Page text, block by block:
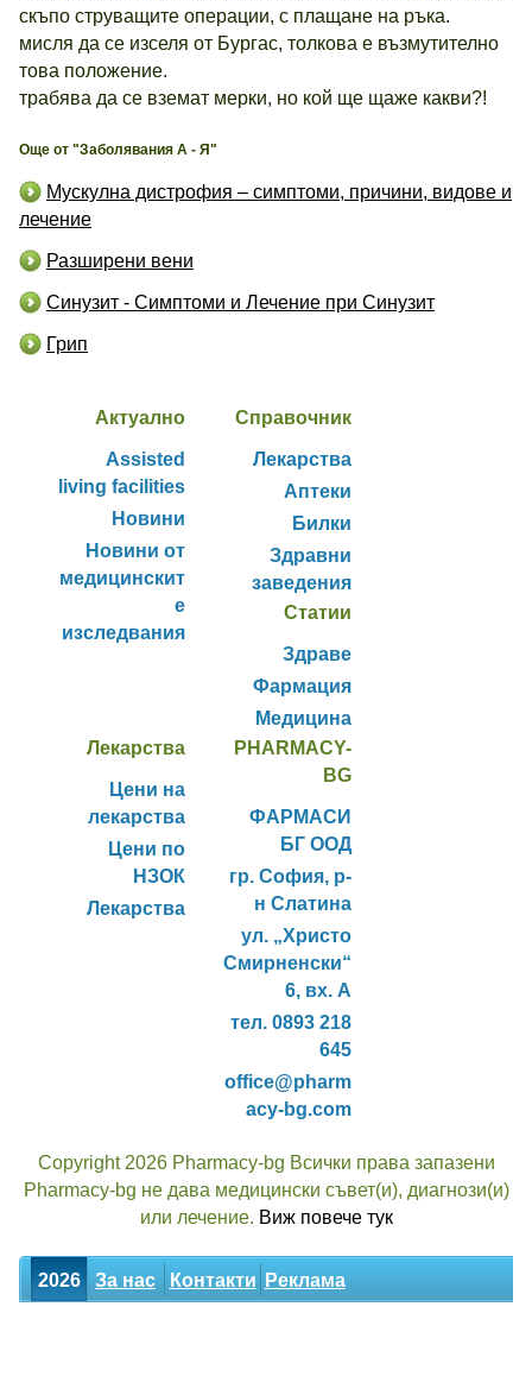
скъпо струващите операции, с плащане на ръка.
мисля да се изселя от Бургас, толкова е възмутително
това положение.
трабява да се вземат мерки, но кой ще щаже какви?!
Още от "Заболявания А - Я"
Мускулна дистрофия – симптоми, причини, видове и
лечение
Разширени вени
Синузит - Симптоми и Лечение при Синузит
Грип
Актуално
Assisted
living facilities
Новини
Новини от
медицинскит
е
изследвания
Справочник
Лекарства
Аптеки
Билки
Здравни
заведения
Статии
Здраве
Фармация
Медицина
Лекарства
Цени на
лекарства
Цени по
НЗОК
Лекарства
PHARMACY-
BG
ФАРМАСИ
БГ ООД
гр. София, р-
н Слатина
ул. „Христо
Смирненски“
6, вх. А
тел. 0893 218
645
office@pharm
acy-bg.com
Copyright 2026 Pharmacy-bg Всички права запазени
Pharmacy-bg не дава медицински съвет(и), диагнози(и)
или лечение. Виж повече тук
2026 За нас Контакти Реклама